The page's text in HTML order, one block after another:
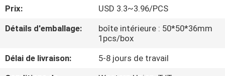
DE
L'USINE
CONTRÔLE
Prix:
USD 3.3~3.96/PCS
Détails d'emballage:
boîte intérieure : 50*50*36mm
1pcs/box
Délai de livraison:
5-8 jours de travail